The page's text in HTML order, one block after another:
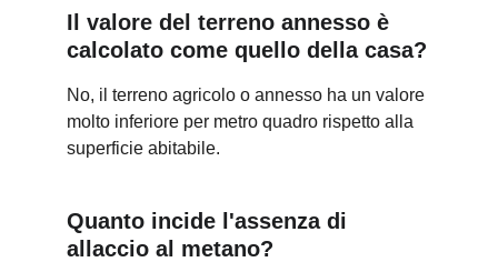
Il valore del terreno annesso è
calcolato come quello della casa?
No, il terreno agricolo o annesso ha un valore
molto inferiore per metro quadro rispetto alla
superficie abitabile.
Quanto incide l'assenza di
allaccio al metano?